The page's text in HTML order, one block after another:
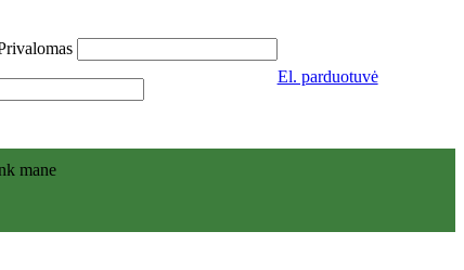
mane
El. parduotuvė